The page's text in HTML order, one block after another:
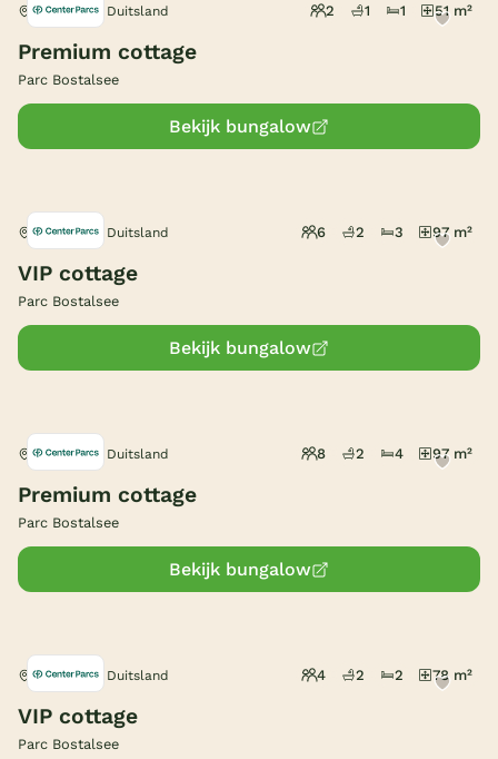
Onze e-boeken
Nohfelden, Duitsland 2 1 1 51 m²
Premium cottage
Parc Bostalsee
Bekijk bungalow
Nohfelden, Duitsland 6 2 3 97 m²
VIP cottage
Parc Bostalsee
Bekijk bungalow
Nohfelden, Duitsland 8 2 4 97 m²
Premium cottage
Parc Bostalsee
Bekijk bungalow
Nohfelden, Duitsland 4 2 2 78 m²
VIP cottage
Parc Bostalsee